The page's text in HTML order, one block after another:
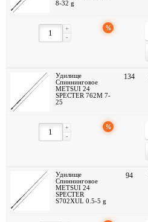
8-32 g
-
+ %
Удилище
Спиннинговое
METSUI 24
SPECTER 762M 7-
25
134
-
+ %
Удилище
Спиннинговое
METSUI 24
SPECTER
S702XUL 0.5-5 g
94